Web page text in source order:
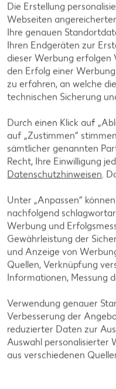
waschen,
hacken.
fraîche und dem
vor dem
Suppe mit etwas
garnieren.
Die Erstellung
Webseiten
Ihre genauen
Ihren Endgeräten zur
dieser Werbung erfolgen
den Erfolg einer
zu erfahren, an welche
technischen Sicherung
Durch einen Klick auf
auf „Zustimmen“
sämtlicher genannten
Recht, Ihre Einwilligung
Datenschutzhinweisen.
Unter „Anpassen“
nachfolgend
Werbung und
Gewährleistung der
und Anzeige von
Quellen, Verknüpfung
Informationen, Messung
Verwendung genauer
Verbesserung der
reduzierter Daten zur
Auswahl personalisierter
aus verschiedenen